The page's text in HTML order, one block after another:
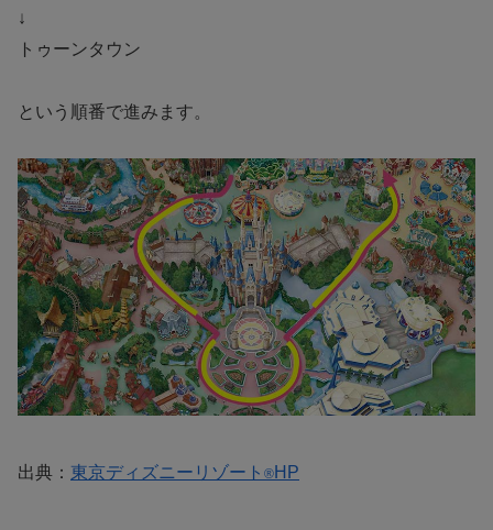
↓
トゥーンタウン
という順番で進みます。
出典： 東京ディズニーリゾート ® HP